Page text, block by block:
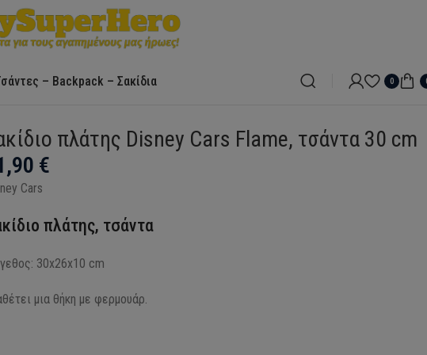
– Backpack – Σακίδια 0
πλάτης Disney Cars Flame, τσάντα 30 cm
€
Cars
πλάτης, τσάντα
30x26x10 cm
μια θήκη με φερμουάρ.